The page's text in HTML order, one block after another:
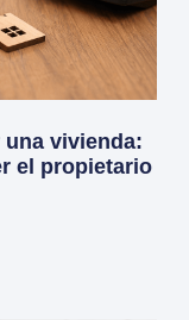
una vivienda:
el propietario